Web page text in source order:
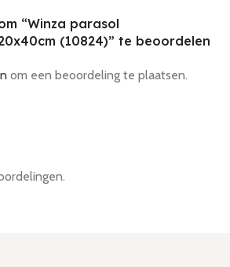
“Winza parasol
(10824)” te beoordelen
om een beoordeling te plaatsen.